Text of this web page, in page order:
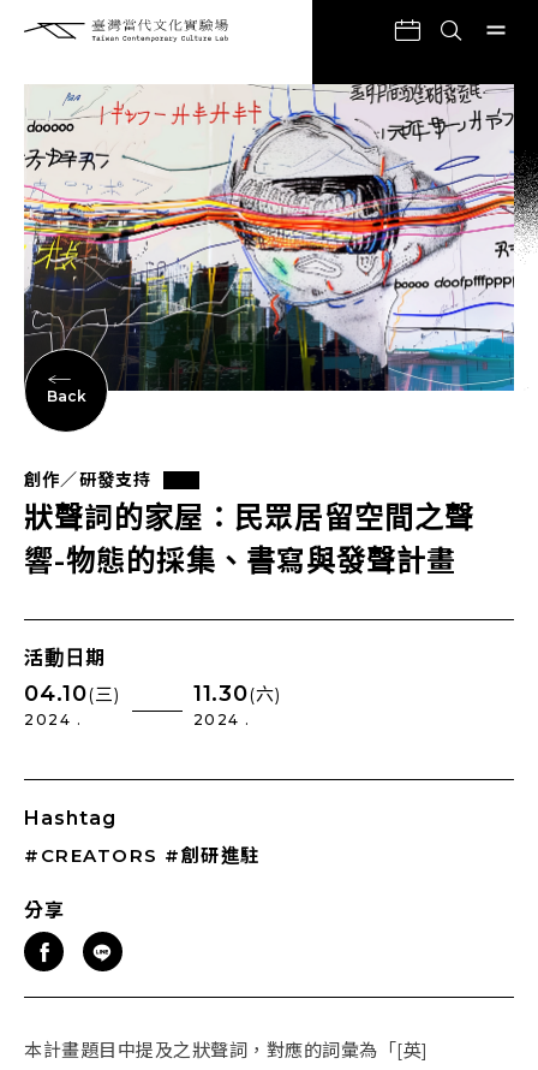
Back
創作／研發支持
狀聲詞的家屋：民眾居留空間之聲
響-物態的採集、書寫與發聲計畫
活動日期
04.10(三)
2024 .
11.30(六)
2024 .
Hashtag
#CREATORS #創研進駐
分享
本計畫題目中提及之狀聲詞，對應的詞彙為「[英]